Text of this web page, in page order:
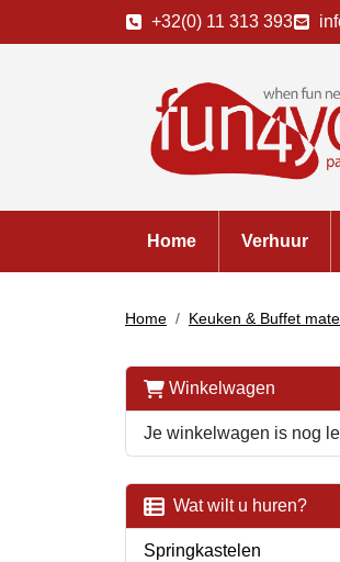
+32(0) 11 313 393
Home Verhuur
Home Keuken & Buffet
Winkelwagen
Je winkelwagen is nog
Wat wilt u huren?
Springkastelen